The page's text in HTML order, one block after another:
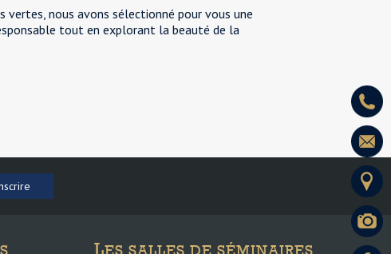
vertes, nous avons sélectionné pour vous une
tout en explorant la beauté de la
L